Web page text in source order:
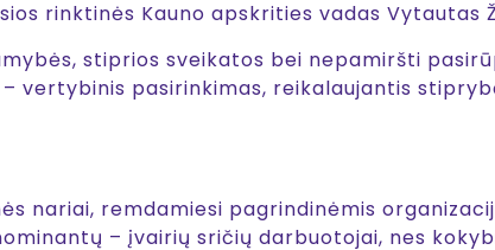
rinktinės Kauno apskrities vadas Vytautas
stiprios sveikatos bei nepamiršti
vertybinis pasirinkimas, reikalaujantis
nariai, remdamiesi pagrindinėmis
– įvairių sričių darbuotojai, nes